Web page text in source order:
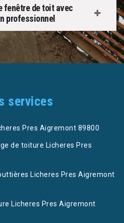
fenêtre de toit avec
professionnel
services
Pres Aigremont 89800
de toiture Licheres Pres
Licheres Pres Aigremont
Licheres Pres Aigremont